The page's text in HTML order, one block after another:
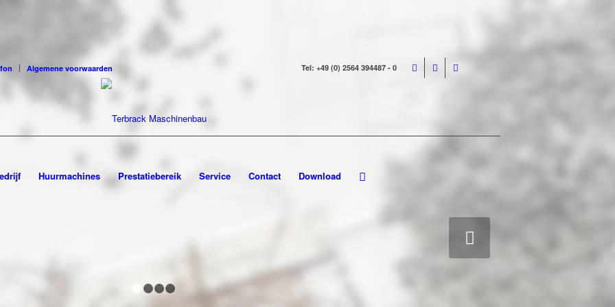
Algemene voorwaarden Tel: +49 (0) 2564 394487 - 0
Huurmachines Prestatiebereik Service Contact Download
1
IN DE HELE WERELD